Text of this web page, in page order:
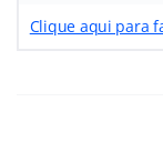
Clique aqui para